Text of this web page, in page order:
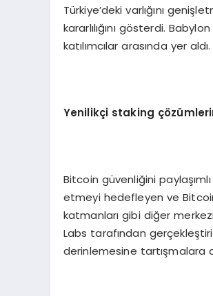
Türkiye’deki varlığını
kararlılığını gösterdi.
katılımcılar arasında yer aldı.
Yenilikçi staking
Bitcoin güvenliğini
etmeyi hedefleyen ve
katmanları gibi diğer
Labs tarafından
derinlemesine tartışmalara